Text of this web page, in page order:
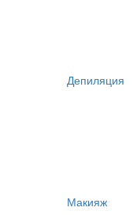
Депиляция
Макияж